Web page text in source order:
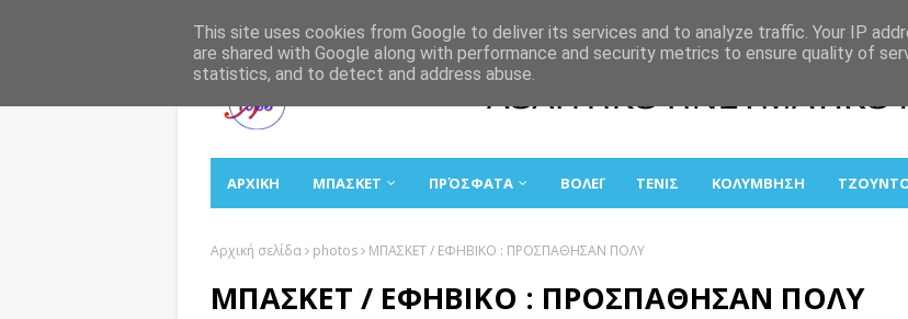
ΑΡΧΙΚΗ ΜΠΑΣΚΕΤ ΠΡΌΣΦΑΤΑ ΒΟΛΕΪ ΤΕΝΙΣ ΚΟΛΥΜΒΗΣΗ
Αρχική σελίδα photos ΜΠΑΣΚΕΤ / ΕΦΗΒΙΚΟ : ΠΡΟΣΠΑΘΗΣΑΝ ΠΟΛΥ
ΜΠΑΣΚΕΤ / ΕΦΗΒΙΚΟ : ΠΡΟΣΠΑΘΗΣΑΝ ΠΟΛΥ
This site uses cookies from Google to deliver its services and to analyze traffic. Your IP
are shared with Google along with performance and security metrics to ensure quality of
statistics, and to detect and address abuse.